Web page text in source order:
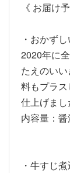
《 お届け
・おかず
2020年に
たえのい
料もプラ
仕上げまし
内容量：
・牛すじ